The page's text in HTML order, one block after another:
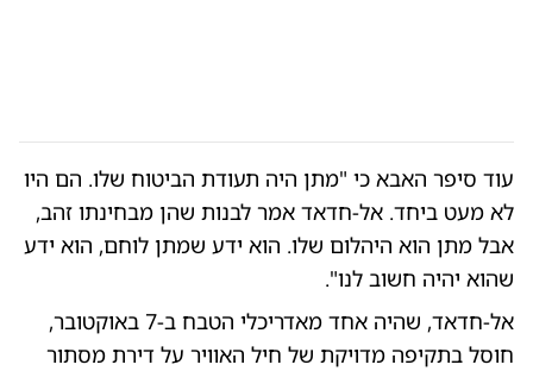
עוד סיפר האבא כי "מתן היה תעודת הביטוח שלו. הם היו
לא מעט ביחד. אל-חדאד אמר לבנות שהן מבחינתו זהב,
אבל מתן הוא היהלום שלו. הוא ידע שמתן לוחם, הוא ידע
שהוא יהיה חשוב לנו".
אל-חדאד, שהיה אחד מאדריכלי הטבח ב-7 באוקטובר,
חוסל בתקיפה מדויקת של חיל האוויר על דירת מסתור